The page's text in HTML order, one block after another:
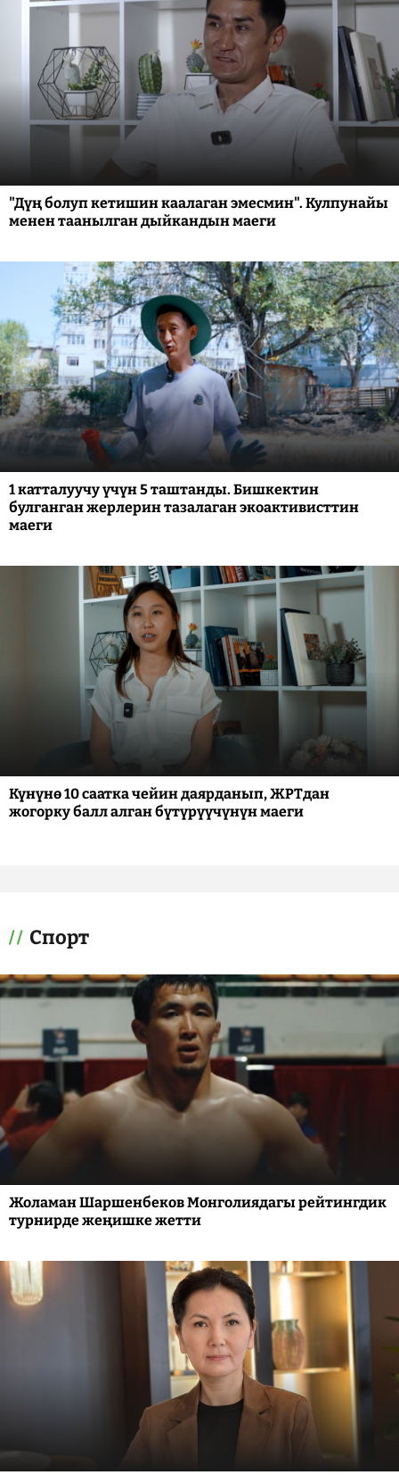
"Дүң болуп кетишин каалаган эмесмин". Кулпунайы
менен таанылган дыйкандын маеги
1 катталуучу үчүн 5 таштанды. Бишкектин
булганган жерлерин тазалаган экоактивисттин
маеги
Күнүнө 10 саатка чейин даярданып, ЖРТдан
жогорку балл алган бүтүрүүчүнүн маеги
Спорт
Жоламан Шаршенбеков Монголиядагы рейтингдик
турнирде жеңишке жетти